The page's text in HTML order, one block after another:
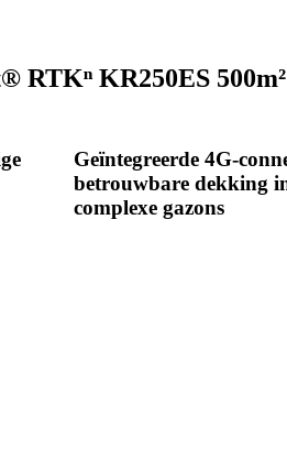
RTKⁿ KR250ES 500m²
Geïntegreerde 4G-
betrouwbare dekking
complexe gazons